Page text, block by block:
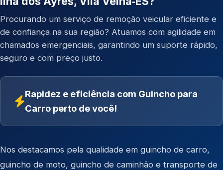
Procurando um serviço de remoção veicular eficiente e
de confiança na sua região? Atuamos com agilidade em
chamados emergenciais, garantindo um suporte rápido,
seguro e com preço justo.
Rapidez e eficiência com Guincho para
Carro perto de você!
Nos destacamos pela qualidade em guincho de carro,
guincho de moto, guincho de caminhão e transporte de